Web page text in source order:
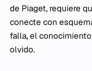
de Piaget, requiere
conecte con
falla, el
olvido.